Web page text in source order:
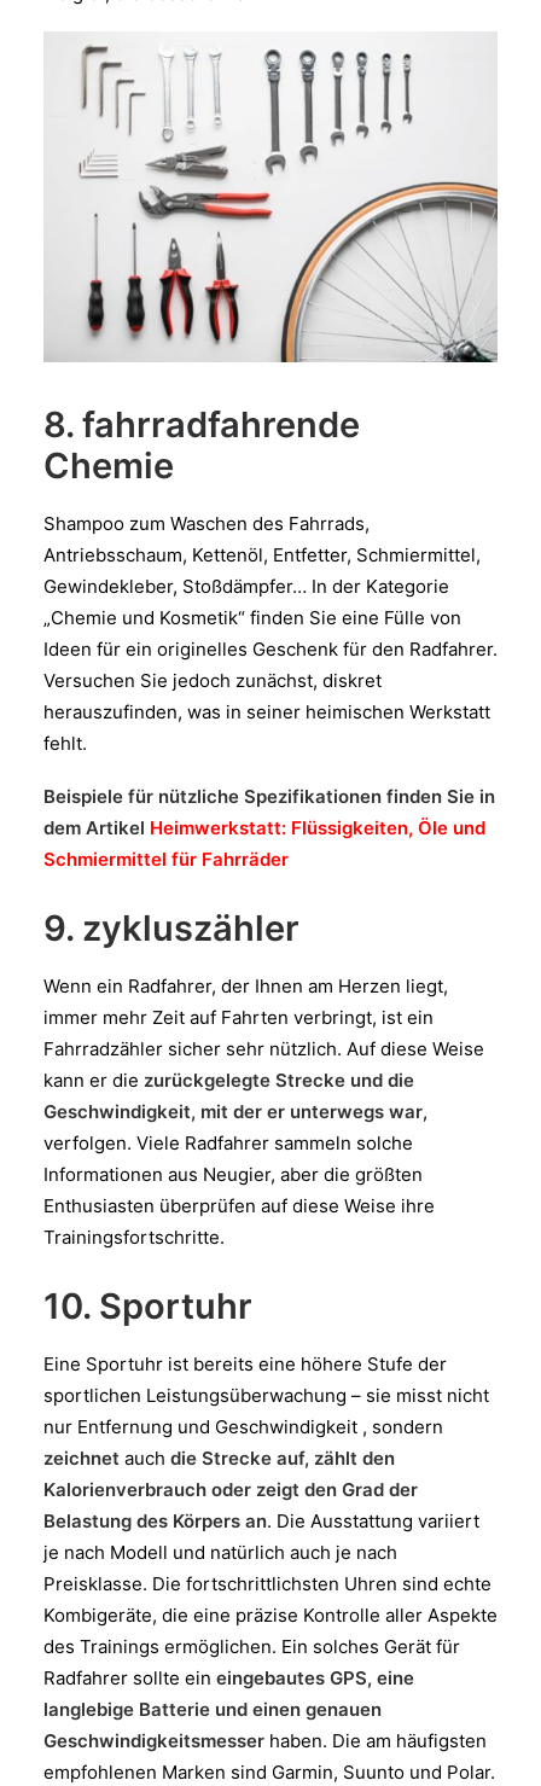
8. fahrradfahrende
Chemie
Shampoo zum Waschen des Fahrrads,
Antriebsschaum, Kettenöl, Entfetter, Schmiermittel,
Gewindekleber, Stoßdämpfer… In der Kategorie
„Chemie und Kosmetik“ finden Sie eine Fülle von
Ideen für ein originelles Geschenk für den Radfahrer.
Versuchen Sie jedoch zunächst, diskret
herauszufinden, was in seiner heimischen Werkstatt
fehlt.
Beispiele für nützliche Spezifikationen finden Sie in
dem Artikel Heimwerkstatt: Flüssigkeiten, Öle und
Schmiermittel für Fahrräder
9. zykluszähler
Wenn ein Radfahrer, der Ihnen am Herzen liegt,
immer mehr Zeit auf Fahrten verbringt, ist ein
Fahrradzähler sicher sehr nützlich. Auf diese Weise
kann er die zurückgelegte Strecke und die
Geschwindigkeit, mit der er unterwegs war,
verfolgen. Viele Radfahrer sammeln solche
Informationen aus Neugier, aber die größten
Enthusiasten überprüfen auf diese Weise ihre
Trainingsfortschritte.
10. Sportuhr
Eine Sportuhr ist bereits eine höhere Stufe der
sportlichen Leistungsüberwachung – sie misst nicht
nur Entfernung und Geschwindigkeit , sondern
zeichnet auch die Strecke auf, zählt den
Kalorienverbrauch oder zeigt den Grad der
Belastung des Körpers an. Die Ausstattung variiert
je nach Modell und natürlich auch je nach
Preisklasse. Die fortschrittlichsten Uhren sind echte
Kombigeräte, die eine präzise Kontrolle aller Aspekte
des Trainings ermöglichen. Ein solches Gerät für
Radfahrer sollte ein eingebautes GPS, eine
langlebige Batterie und einen genauen
Geschwindigkeitsmesser haben. Die am häufigsten
empfohlenen Marken sind Garmin, Suunto und Polar.